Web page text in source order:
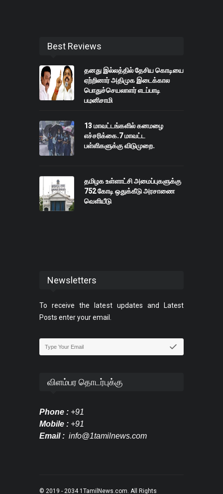
Best Reviews
தனது இல்லத்தில் தேசிய கொடியை
ஏற்றினார் அதிமுக இடைக்கால
பொதுச்செயலாளர் எடப்பாடி
பழனிசாமி
13 மாவட்டங்களில் கனமழை
எச்சரிக்கை.7 மாவட்ட
பள்ளிகளுக்கு விடுமுறை.
தமிழக உள்ளாட்சி அமைப்புகளுக்கு
752 கோடி ஒதுக்கீடு அரசாணை
வெளியீடு
Newsletters
To receive the latest updates and Latest
Posts enter your email.
விளம்பர தொடர்புக்கு
Phone : +91
Mobile : +91
Email : info@1tamilnews.com
© 2019 - 2034 1TamilNews.com . All Rights